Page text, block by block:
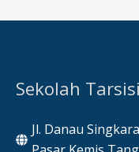
Sekolah
Jl. Danau